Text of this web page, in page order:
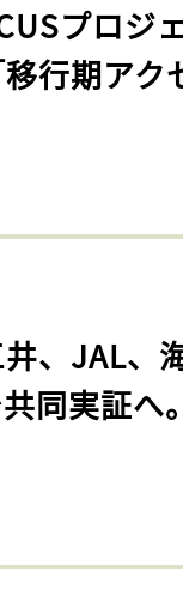
プロジ
行期アク
井、JAL、
同実証へ